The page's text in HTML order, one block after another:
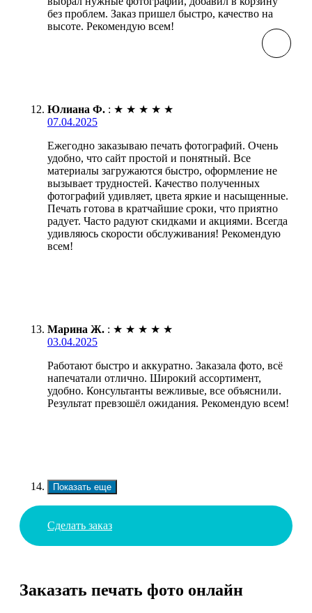
без проблем. Заказ пришел быстро, качество на
высоте. Рекомендую всем!
Юлиана Ф. : ★ ★ ★ ★ ★
07.04.2025
Ежегодно заказываю печать фотографий. Очень
удобно, что сайт простой и понятный. Все
материалы загружаются быстро, оформление не
вызывает трудностей. Качество полученных
фотографий удивляет, цвета яркие и насыщенные.
Печать готова в кратчайшие сроки, что приятно
радует. Часто радуют скидками и акциями. Всегда
удивляюсь скорости обслуживания! Рекомендую
всем!
Марина Ж. : ★ ★ ★ ★ ★
03.04.2025
Работают быстро и аккуратно. Заказала фото, всё
напечатали отлично. Широкий ассортимент,
удобно. Консультанты вежливые, все объяснили.
Результат превзошёл ожидания. Рекомендую всем!
Показать еще
Сделать заказ
Заказать печать фото онлайн